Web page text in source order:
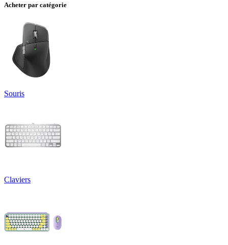
Acheter par catégorie
Souris
Claviers